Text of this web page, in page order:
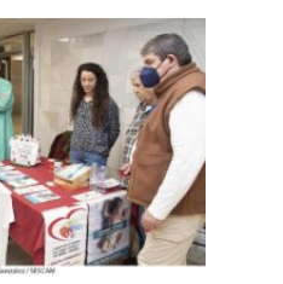
Castilla-La
Toledo
Ciudad Real
Albacete
Cuenca
Guadalajara
Talavera
Sanidad
Economía
Educación
Cultura
Deportes